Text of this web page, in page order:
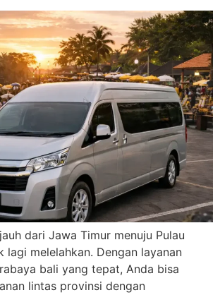
dari Jawa Timur menuju Pulau
lagi melelahkan. Dengan layanan
bali yang tepat, Anda bisa
lintas provinsi dengan